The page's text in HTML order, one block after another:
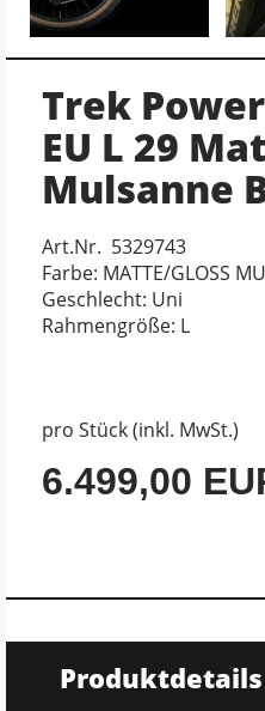
Trek
EU L 29
Mulsanne
Art.Nr. 5329743
Farbe: MATTE/GLOSS
Geschlecht: Uni
Rahmengröße: L
pro Stück (inkl. MwSt.)
6.499,00
Produktdetails